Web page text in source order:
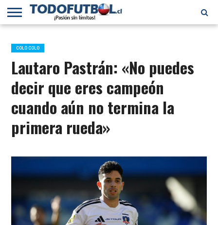
PRIMERA
B
SELECCIÓN
CHILENA
CHILENOS
EN EL
MUNDO
FÚTBOL
INTERNACIONAL
COLO COLO
Lautaro Pastrán: «No puedes
decir que eres campeón
cuando aún no termina la
primera rueda»